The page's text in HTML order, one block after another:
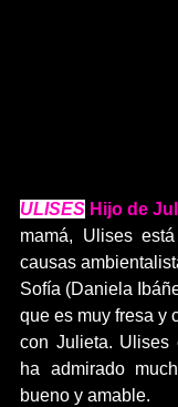
ULISES Hijo de
mamá, Ulises
causas
Sofía (Daniela
que es muy fresa y
con Julieta. Ulises
ha admirado
bueno y amable.